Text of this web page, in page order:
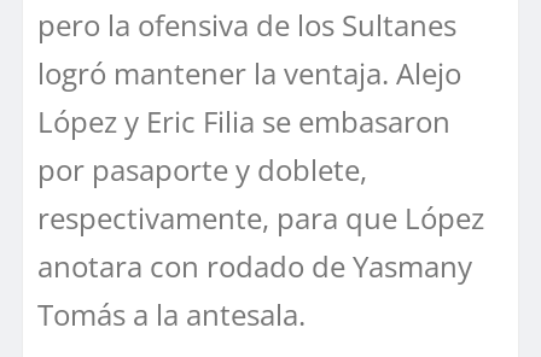
pero la ofensiva de los Sultanes
logró mantener la ventaja. Alejo
López y Eric Filia se embasaron
por pasaporte y doblete,
respectivamente, para que López
anotara con rodado de Yasmany
Tomás a la antesala.